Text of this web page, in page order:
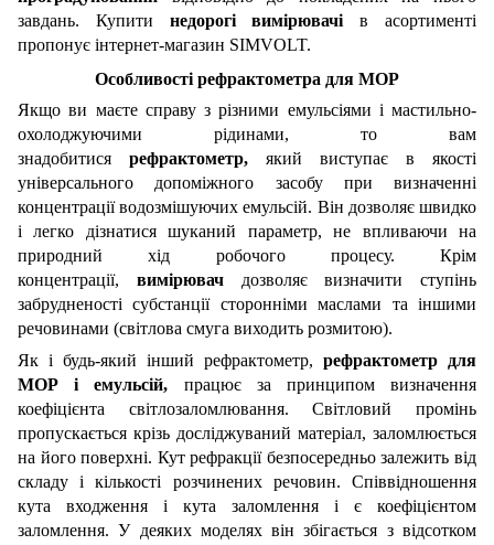
завдань. Купити недорогі вимірювачі в асортименті
пропонує інтернет-магазин SIMVOLT.
Особливостірефрактометра для МОР
Якщо ви маєте справу з різними емульсіями і мастильно-
охолоджуючими рідинами, то вам
знадобитися рефрактометр, який виступає в якості
універсального допоміжного засобу при визначенні
концентрації водозмішуючих емульсій. Він дозволяє швидко
і легко дізнатися шуканий параметр, не впливаючи на
природний хід робочого процесу. Крім
концентрації, вимірювачдозволяє визначити ступінь
забрудненості субстанції сторонніми маслами та іншими
речовинами (світлова смуга виходить розмитою).
Як і будь-який інший рефрактометр, рефрактометр для
МОР і емульсій, працює за принципом визначення
коефіцієнта світлозаломлювання. Світловий промінь
пропускається крізь досліджуваний матеріал, заломлюється
на його поверхні. Кут рефракції безпосередньо залежить від
складу і кількості розчинених речовин. Співвідношення
кута входження і кута заломлення і є коефіцієнтом
заломлення. У деяких моделях він збігається з відсотком